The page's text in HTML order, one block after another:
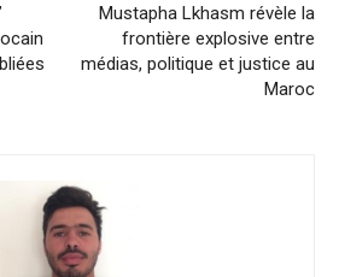
Mustapha Lkhasm révèle la
frontière explosive entre
médias, politique et justice au
Maroc